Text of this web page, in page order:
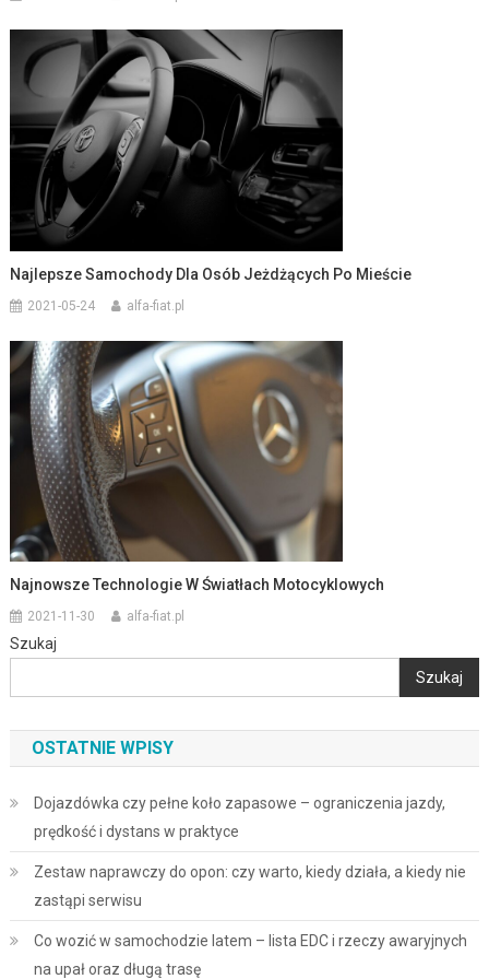
Najlepsze Samochody Dla Osób Jeżdżących Po Mieście
2021-05-24 alfa-fiat.pl
Najnowsze Technologie W Światłach Motocyklowych
2021-11-30 alfa-fiat.pl
Szukaj
Szukaj
OSTATNIE WPISY
Dojazdówka czy pełne koło zapasowe – ograniczenia jazdy,
prędkość i dystans w praktyce
Zestaw naprawczy do opon: czy warto, kiedy działa, a kiedy nie
zastąpi serwisu
Co wozić w samochodzie latem – lista EDC i rzeczy awaryjnych
na upał oraz długą trasę